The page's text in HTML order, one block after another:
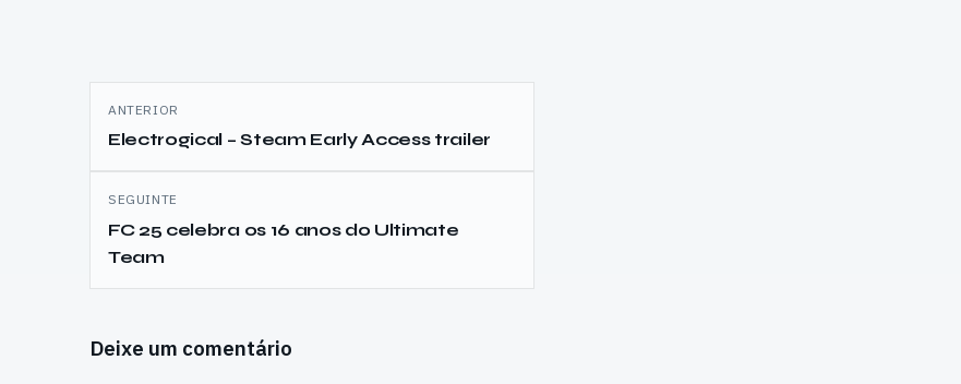
Navegação
de
artigos
ANTERIOR
Electrogical – Steam Early Access trailer
SEGUINTE
FC 25 celebra os 16 anos do Ultimate
Team
Deixe um comentário